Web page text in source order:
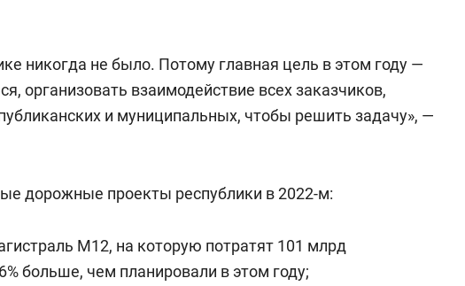
никогда не было. Потому главная цель в этом году —
организовать взаимодействие всех заказчиков,
и муниципальных, чтобы решить задачу», —
дорожные проекты республики в 2022-м:
М12, на которую потратят 101 млрд
больше, чем планировали в этом году;